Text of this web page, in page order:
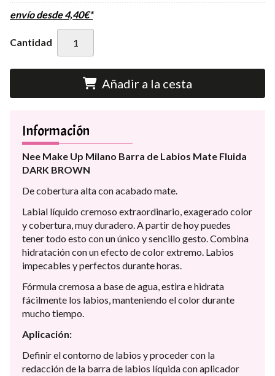
envío desde4,40€*
Cantidad
Añadir a la cesta
Información
Nee Make Up Milano Barra de Labios Mate Fluida
DARK BROWN
De cobertura alta con acabado mate.
Labial líquido cremoso extraordinario, exagerado color
y cobertura, muy duradero. A partir de hoy puedes
tener todo esto con un único y sencillo gesto. Combina
hidratación con un efecto de color extremo. Labios
impecables y perfectos durante horas.
Fórmula cremosa a base de agua, estira e hidrata
fácilmente los labios, manteniendo el color durante
mucho tiempo.
Aplicación:
Definir el contorno de labios y proceder con la
redacción de la barra de labios líquida con aplicador